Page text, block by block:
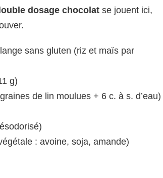
dosage chocolat se jouent ici,
sans gluten (riz et maïs par
g)
de lin moulues + 6 c. à s. d’eau)
: avoine, soja, amande)